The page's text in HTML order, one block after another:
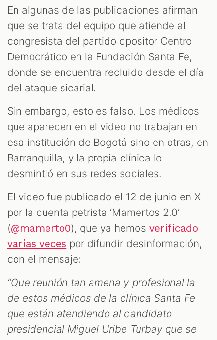
En algunas de las publicaciones afirman
que se trata del equipo que atiende al
congresista del partido opositor Centro
Democrático en la Fundación Santa Fe,
donde se encuentra recluido desde el día
del ataque sicarial.
Sin embargo, esto es falso. Los médicos
que aparecen en el video no trabajan en
esa institución de Bogotá sino en otras, en
Barranquilla, y la propia clínica lo
desmintió en sus redes sociales.
El video fue publicado el 12 de junio en X
por la cuenta petrista ‘Mamertos 2.0’
(@mamerto0), que ya hemos verificado
varias veces por difundir desinformación,
con el mensaje:
“Que reunión tan amena y profesional la
de estos médicos de la clínica Santa Fe
que están atendiendo al candidato
presidencial Miguel Uribe Turbay que se